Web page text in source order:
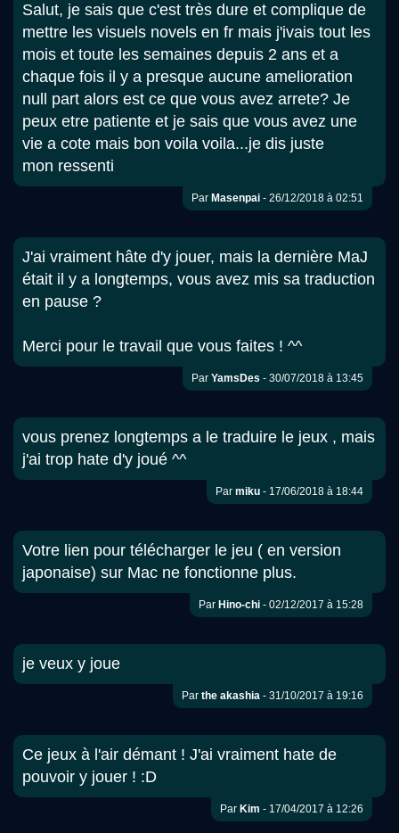
Salut, je sais que c'est très dure et complique de
mettre les visuels novels en fr mais j'ivais tout les
mois et toute les semaines depuis 2 ans et a
chaque fois il y a presque aucune amelioration
null part alors est ce que vous avez arrete? Je
peux etre patiente et je sais que vous avez une
vie a cote mais bon voila voila...je dis juste
mon ressenti
Par Masenpai - 26/12/2018 à 02:51
J'ai vraiment hâte d'y jouer, mais la dernière MaJ
était il y a longtemps, vous avez mis sa traduction
en pause ?
Merci pour le travail que vous faites ! ^^
Par YamsDes - 30/07/2018 à 13:45
vous prenez longtemps a le traduire le jeux , mais
j'ai trop hate d'y joué ^^
Par miku - 17/06/2018 à 18:44
Votre lien pour télécharger le jeu ( en version
japonaise) sur Mac ne fonctionne plus.
Par Hino-chi - 02/12/2017 à 15:28
je veux y joue
Par the akashia - 31/10/2017 à 19:16
Ce jeux à l'air démant ! J'ai vraiment hate de
pouvoir y jouer ! :D
Par Kim - 17/04/2017 à 12:26